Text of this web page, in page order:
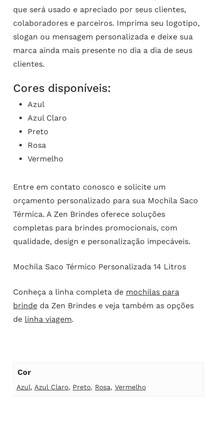
que será usado e apreciado por seus clientes,
colaboradores e parceiros. Imprima seu logotipo,
slogan ou mensagem personalizada e deixe sua
marca ainda mais presente no dia a dia de seus
clientes.
Cores disponíveis:
Azul
Azul Claro
Preto
Rosa
Vermelho
Entre em contato conosco e solicite um
orçamento personalizado para sua Mochila Saco
Térmica. A Zen Brindes oferece soluções
completas para brindes promocionais, com
qualidade, design e personalização impecáveis.
Mochila Saco Térmico Personalizada 14 Litros
Conheça a linha completa de mochilas para
brindeda Zen Brindes e veja também as opções
de linha viagem.
Cor
Azul, Azul Claro, Preto, Rosa, Vermelho